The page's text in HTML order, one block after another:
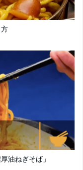
油ねぎそば」